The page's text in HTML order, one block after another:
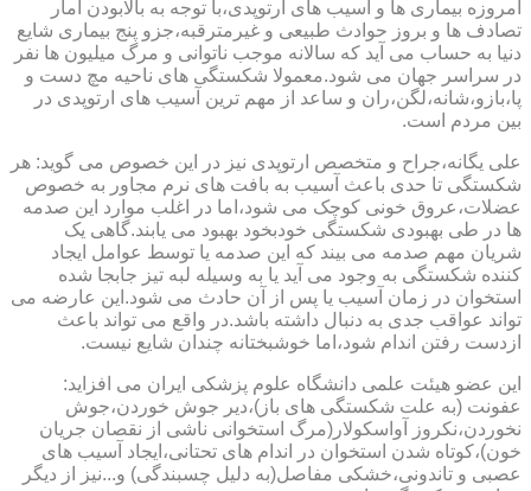
امروزه بیماری ها و آسیب های ارتوپدی،با توجه به بالابودن آمار
تصادف ها و بروز حوادث طبیعی و غیرمترقبه،جزو پنج بیماری شایع
دنیا به حساب می آید که سالانه موجب ناتوانی و مرگ میلیون ها نفر
در سراسر جهان می شود.معمولا شکستگی های ناحیه مچ دست و
پا،بازو،شانه،لگن،ران و ساعد از مهم ترین آسیب های ارتوپدی در
بین مردم است.
علی یگانه،جراح و متخصص ارتوپدی نیز در این خصوص می گوید: هر
شکستگی تا حدی باعث آسیب به بافت های نرم مجاور به خصوص
عضلات،عروق خونی کوچک می شود،اما در اغلب موارد این صدمه
ها در طی بهبودی شکستگی خودبخود بهبود می یابند.گاهی یک
شریان مهم صدمه می بیند که این صدمه یا توسط عوامل ایجاد
کننده شکستگی به وجود می آید یا به وسیله لبه تیز جابجا شده
استخوان در زمان آسیب یا پس از آن حادث می شود.این عارضه می
تواند عواقب جدی به دنبال داشته باشد.در واقع می تواند باعث
ازدست رفتن اندام شود،اما خوشبختانه چندان شایع نیست.
این عضو هیئت علمی دانشگاه علوم پزشکی ایران می افزاید:
عفونت (به علت شکستگی های باز)،دیر جوش خوردن،جوش
نخوردن،نکروز آواسکولار(مرگ استخوانی ناشی از نقصان جریان
خون)،کوتاه شدن استخوان در اندام های تحتانی،ایجاد آسیب های
عصبی و تاندونی،خشکی مفاصل(به دلیل چسبندگی) و...نیز از دیگر